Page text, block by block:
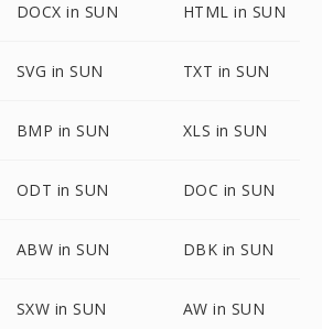
DOCX in SUN HTML in SUN
SVG in SUN TXT in SUN
BMP in SUN XLS in SUN
ODT in SUN DOC in SUN
ABW in SUN DBK in SUN
SXW in SUN AW in SUN